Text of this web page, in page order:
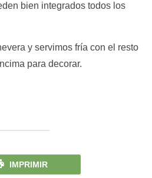
bien integrados todos los
y servimos fría con el resto
para decorar.
IMPRIMIR